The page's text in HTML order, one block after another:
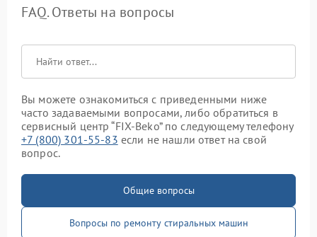
FAQ. Ответы на вопросы
Вы можете ознакомиться с приведенными ниже
часто задаваемыми вопросами, либо обратиться в
сервисный центр “FIX-Beko” по следующему телефону
+7 (800) 301-55-83 если не нашли ответ на свой
вопрос.
Общие вопросы
Вопросы по ремонту стиральных машин